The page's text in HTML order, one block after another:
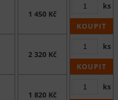
1 450 Kč
ks
KOUPIT
2 320 Kč
ks
KOUPIT
1 820 Kč
ks